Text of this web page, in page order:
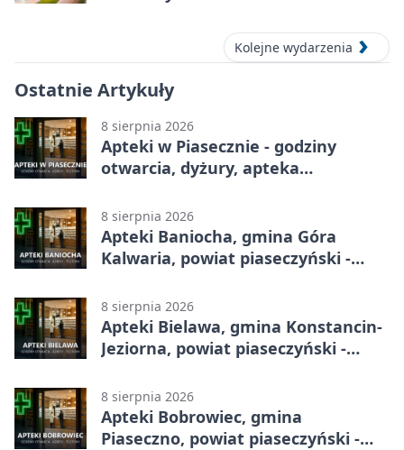
Kolejne wydarzenia
Ostatnie Artykuły
8 sierpnia 2026
Apteki w Piasecznie - godziny
otwarcia, dyżury, apteka
8 sierpnia 2026
Apteki Baniocha, gmina Góra
Kalwaria, powiat piaseczyński -
8 sierpnia 2026
Apteki Bielawa, gmina Konstancin-
Jeziorna, powiat piaseczyński -
8 sierpnia 2026
Apteki Bobrowiec, gmina
Piaseczno, powiat piaseczyński -